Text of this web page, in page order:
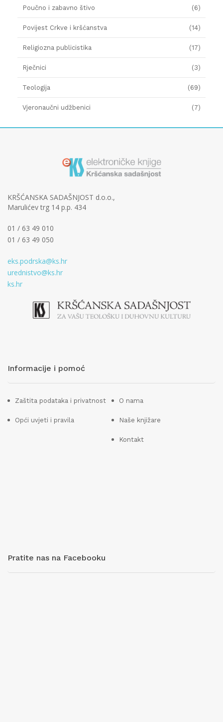
Poučno i zabavno štivo (6)
Povijest Crkve i kršćanstva (14)
Religiozna publicistika (17)
Rječnici (3)
Teologija (69)
Vjeronaučni udžbenici (7)
KRŠĆANSKA SADAŠNJOST d.o.o.,
Marulićev trg 14 p.p. 434
01 / 63 49 010
01 / 63 49 050
eks.podrska@ks.hr
urednistvo@ks.hr
ks.hr
Informacije i pomoć
Zaštita podataka i privatnost
Opći uvjeti i pravila
O nama
Naše knjižare
Kontakt
Pratite nas na Facebooku